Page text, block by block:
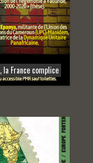
la France complice